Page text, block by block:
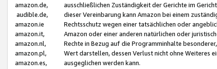
amazon.de,
audible.de,
amazon.ie
amazon.it,
amazon.nl,
amazon.pl,
amazon.es,
ausschließlichen Zuständigkeit der Gerichte im
dieser Vereinbarung kann Amazon bei einem
Rechtsschutz wegen einer tatsächlichen oder
Amazon oder einer anderen natürlichen oder
Rechte in Bezug auf die Programminhalte
Wert darstellen, dessen Verlust nicht ohne Weiteres
ausgeglichen werden kann.